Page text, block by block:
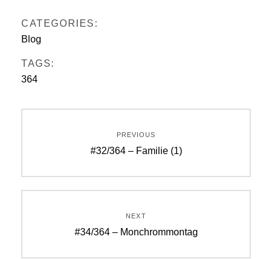
CATEGORIES:
Blog
TAGS:
364
PREVIOUS
Previous
#32/364 – Familie (1)
NEXT
Next
#34/364 – Monchrommontag